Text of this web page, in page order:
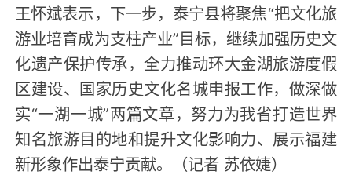
王怀斌表示，下一步，泰宁县将聚焦“把文化旅
游业培育成为支柱产业”目标，继续加强历史文
化遗产保护传承，全力推动环大金湖旅游度假
区建设、国家历史文化名城申报工作，做深做
实“一湖一城”两篇文章，努力为我省打造世界
知名旅游目的地和提升文化影响力、展示福建
新形象作出泰宁贡献。（记者 苏依婕）